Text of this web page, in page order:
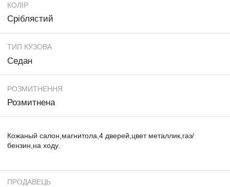
КОЛІР
Сріблястий
ТИП КУЗОВА
Седан
РОЗМИТНЕННЯ
Розмитнена
Кожаный салон,магнитола,4 дверей,цвет металлик,газ/
бензин,на ходу.
ПРОДАВЕЦЬ